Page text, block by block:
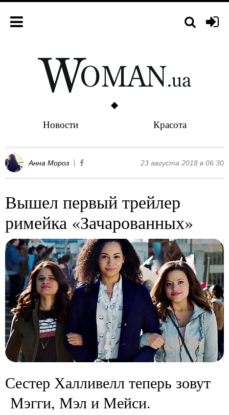
Новости Красота
Анна Мороз 23 августа 2018 в 06:30
Вышел первый трейлер
римейка «Зачарованных»
Сестер Халливелл теперь зовут
Мэгги, Мэл и Мейси.